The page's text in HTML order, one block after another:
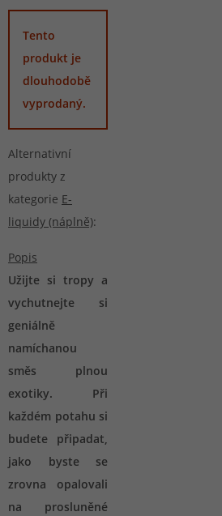
Tento
produkt je
dlouhodobě
vyprodaný.
Alternativní
produkty z
kategorie E-
liquidy (náplně):
Popis
Užijte si tropy a
vychutnejte si
geniálně
namíchanou
směs plnou
exotiky. Při
každém potahu si
budete připadat,
jako byste se
zrovna opalovali
na prosluněné